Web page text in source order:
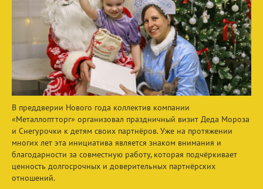
В преддверии Нового года коллектив компании
«Металлоптторг» организовал праздничный визит Деда Мороза
и Снегурочки к детям своих партнёров. Уже на протяжении
многих лет эта инициатива является знаком внимания и
благодарности за совместную работу, которая подчёркивает
ценность долгосрочных и доверительных партнёрских
отношений.